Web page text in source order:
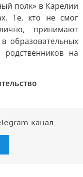
полк» в Карелии
Те, кто не смог
принимают
образовательных
родственников на
канал